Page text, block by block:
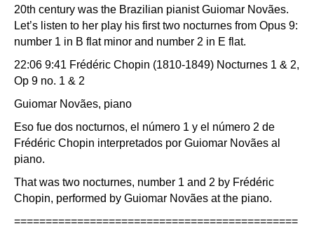
20th century was the Brazilian pianist Guiomar Novães.
Let’s listen to her play his first two nocturnes from Opus 9:
number 1 in B flat minor and number 2 in E flat.
22:06 9:41 Frédéric Chopin (1810-1849) Nocturnes 1 & 2,
Op 9 no. 1 & 2
Guiomar Novães, piano
Eso fue dos nocturnos, el número 1 y el número 2 de
Frédéric Chopin interpretados por Guiomar Novães al
piano.
That was two nocturnes, number 1 and 2 by Frédéric
Chopin, performed by Guiomar Novães at the piano.
=============================================